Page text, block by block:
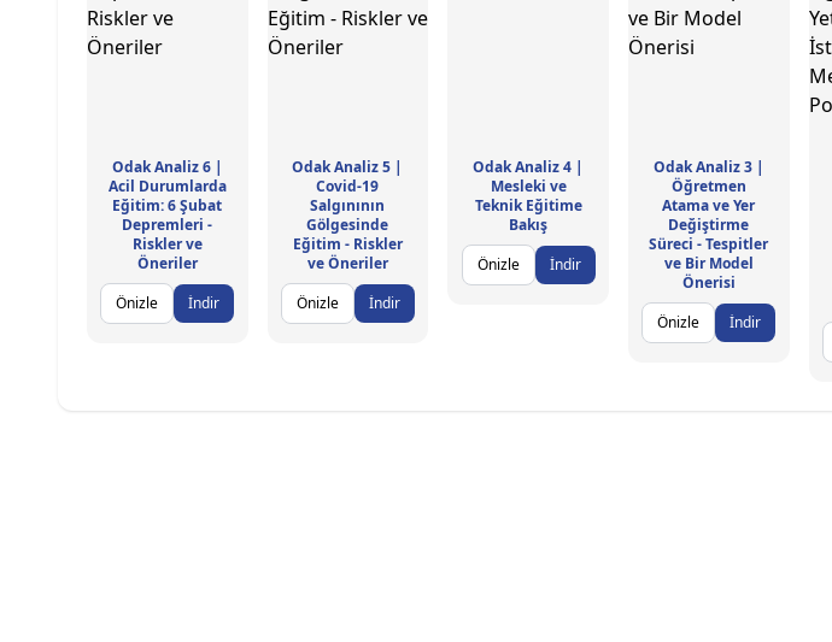
Odak Analiz 6 |
Acil Durumlarda
Eğitim: 6 Şubat
Depremleri -
Riskler ve
Öneriler
Önizle
İndir
Odak Analiz 5 |
Covid-19
Salgınının
Gölgesinde
Eğitim - Riskler
ve Öneriler
Önizle
İndir
Odak Analiz 4 |
Mesleki ve
Teknik Eğitime
Bakış
Önizle
İndir
Odak Analiz 3 |
Öğretmen
Atama ve Yer
Değiştirme
Süreci - Tespitler
ve Bir Model
Önerisi
Önizle
İndir